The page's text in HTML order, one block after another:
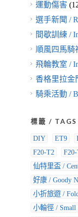
運動傷害
選手新聞 /
間歇訓練 /
順風四馬騎
飛輪教室 /
香格里拉金
騎乘活動 /
標籤 / TAGS
DIY ET9
F20-T2
仙特里盃 /
好康 / Goody
小折旅遊 /
小輪徑 / Small